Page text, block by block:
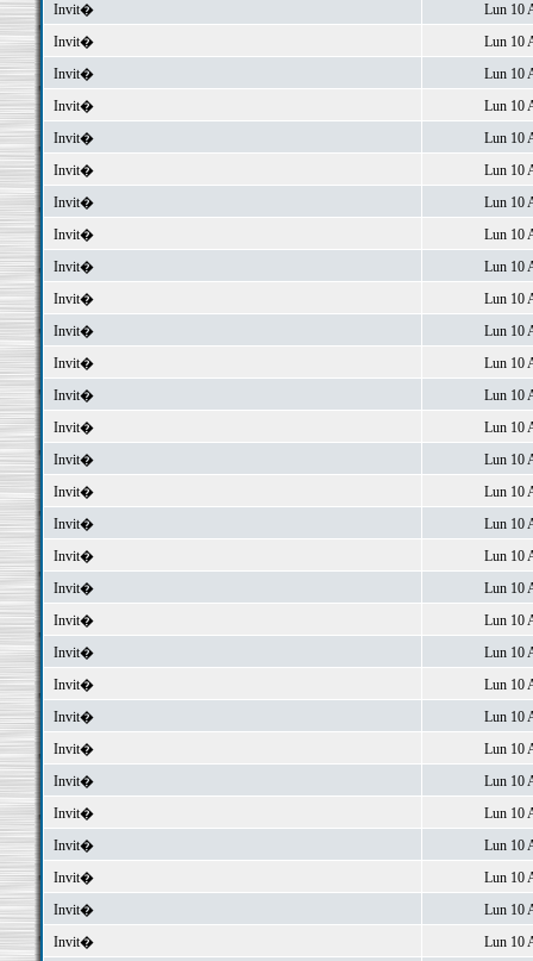
Invit�
Lun 10
Invit�
Lun 10
Invit�
Lun 10
Invit�
Lun 10
Invit�
Lun 10
Invit�
Lun 10
Invit�
Lun 10
Invit�
Lun 10
Invit�
Lun 10
Invit�
Lun 10
Invit�
Lun 10
Invit�
Lun 10
Invit�
Lun 10
Invit�
Lun 10
Invit�
Lun 10
Invit�
Lun 10
Invit�
Lun 10
Invit�
Lun 10
Invit�
Lun 10
Invit�
Lun 10
Invit�
Lun 10
Invit�
Lun 10
Invit�
Lun 10
Invit�
Lun 10
Invit�
Lun 10
Invit�
Lun 10
Invit�
Lun 10
Invit�
Lun 10
Invit�
Lun 10
Invit�
Lun 10